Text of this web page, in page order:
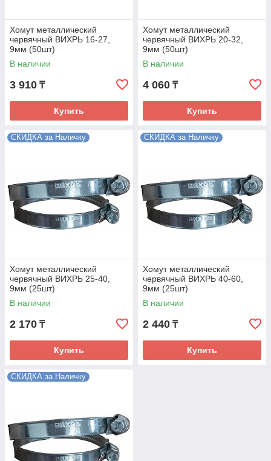
Хомут металлический
червячный ВИХРЬ 16-27,
9мм (50шт)
В наличии
3 910 ₸
Купить
Хомут металлический
червячный ВИХРЬ 20-32,
9мм (50шт)
В наличии
4 060 ₸
Купить
СКИДКА за Наличку
Хомут металлический
червячный ВИХРЬ 25-40,
9мм (25шт)
В наличии
2 170 ₸
Купить
СКИДКА за Наличку
Хомут металлический
червячный ВИХРЬ 40-60,
9мм (25шт)
В наличии
2 440 ₸
Купить
СКИДКА за Наличку